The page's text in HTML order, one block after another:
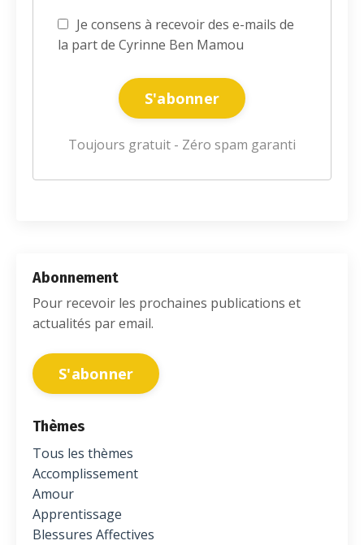
Je consens à recevoir des e-mails de
la part de Cyrinne Ben Mamou
S'abonner
Toujours gratuit - Zéro spam garanti
Abonnement
Pour recevoir les prochaines publications et
actualités par email.
S'abonner
Thèmes
Tous les thèmes
Accomplissement
Amour
Apprentissage
Blessures Affectives